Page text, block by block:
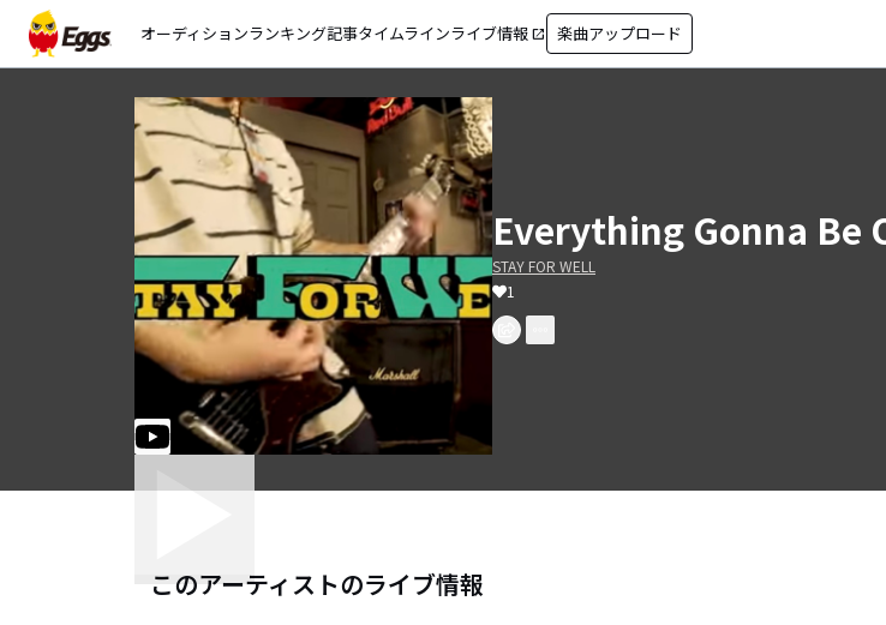
オーディションランキング記事タイムラインライブ情報 open_in_new 楽曲アップロード
Everything Gonna Be
STAY FOR WELL
1
このアーティストのライブ情報